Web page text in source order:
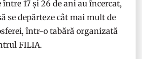
între 17 și 26 de ani au încercat,
se depărteze cât mai mult de
într-o tabără organizată
FILIA.